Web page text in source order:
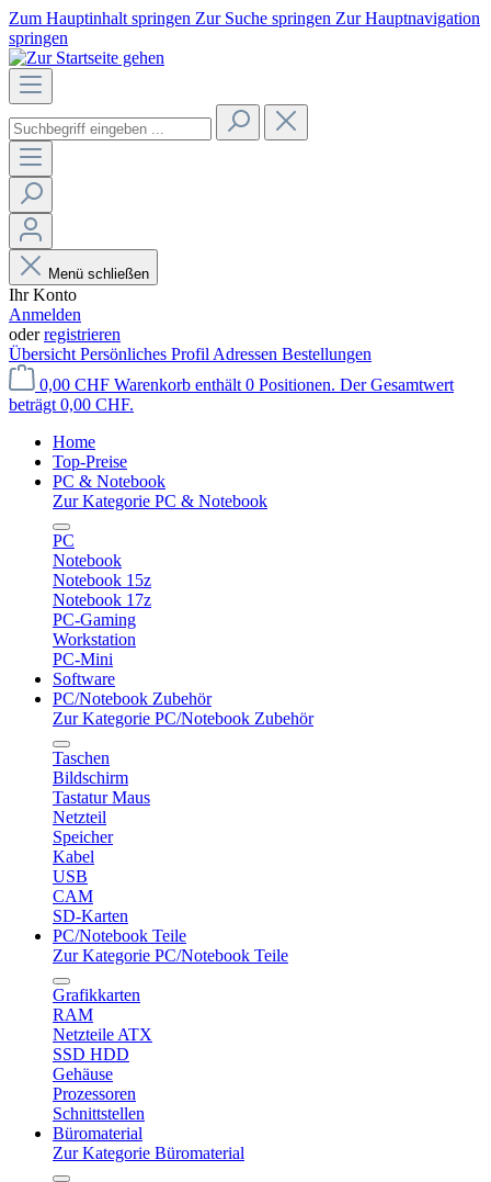
Zum Hauptinhalt springen Zur Suche springen Zur Hauptnavigation
springen
Menü schließen
Ihr Konto
Anmelden
oderregistrieren
Übersicht Persönliches Profil Adressen Bestellungen
0,00 CHF Warenkorb enthält 0 Positionen. Der Gesamtwert
beträgt 0,00 CHF.
Home
Top-Preise
PC & Notebook
Zur Kategorie PC & Notebook
PC
Notebook
Notebook 15z
Notebook 17z
PC-Gaming
Workstation
PC-Mini
Software
PC/Notebook Zubehör
Zur Kategorie PC/Notebook Zubehör
Taschen
Bildschirm
Tastatur Maus
Netzteil
Speicher
Kabel
USB
CAM
SD-Karten
PC/Notebook Teile
Zur Kategorie PC/Notebook Teile
Grafikkarten
RAM
Netzteile ATX
SSD HDD
Gehäuse
Prozessoren
Schnittstellen
Büromaterial
Zur Kategorie Büromaterial